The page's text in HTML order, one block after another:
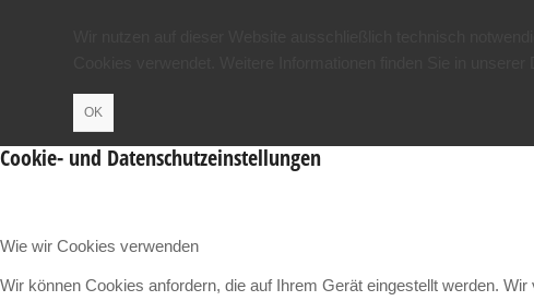
OK
Cookie- und Datenschutzeinstellungen
Wie wir Cookies verwenden
Wir können Cookies anfordern, die auf Ihrem Gerät eingestellt werden.